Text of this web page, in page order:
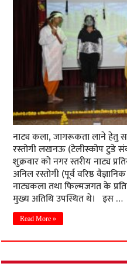
नाट्य कला, जागरूकता लाने हेतु
रस्तोगी लखनऊ (टेलीस्कोप टुडे
शुक्रवार को नगर स्तरीय नाट्य
अनिल रस्तोगी (पूर्व वरिष्ठ
नाट्यकला तथा फिल्मजगत के
मुख्य अतिथि उपस्थित थे। इस …
Read More »